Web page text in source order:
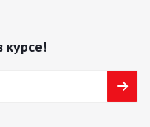
курсе!